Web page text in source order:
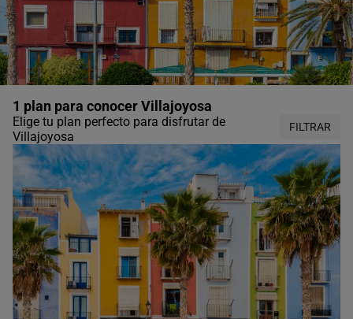
1 plan para conocer Villajoyosa
Elige tu plan perfecto para disfrutar de
Villajoyosa
FILTRAR